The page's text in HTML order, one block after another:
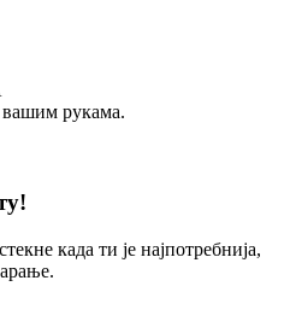
вашим рукама.
када ти је најпотребнија,